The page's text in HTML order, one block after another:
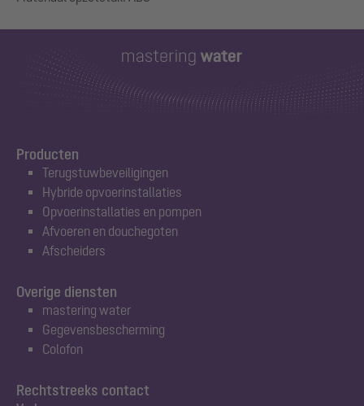
Producten
Terugstuwbeveiligingen
Hybride opvoerinstallaties
Opvoerinstallaties en pompen
Afvoeren en douchegoten
Afscheiders
Rechtstreeks contact
Overige diensten
mastering water
Gegevensbescherming
Colofon